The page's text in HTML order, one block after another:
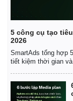
Pháp luật
Vụ án
Tin nóng
5 công cụ tạo
2026
SmartAds tổng hợp
tiết kiệm thời gian